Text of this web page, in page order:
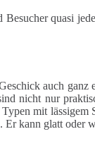
quasi
auch ganz
nicht nur
mit lässigem
kann glatt